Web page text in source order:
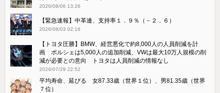
2026/08/06 13:26
【緊急速報】中革連、支持率１．９％（－２．６）
2026/08/03 02:16
【トヨタ圧勝】BMW、経営悪化で約8,000人の人員削減を計
画 ポルシェは5,000人の追加削減、VWは最大10万人規模の削
減が必要との意向 トヨタは人員削減の情報なし
2026/07/29 22:52
平均寿命、延びる 女87.33歳（世界１位）、男81.35歳（世界
７位）